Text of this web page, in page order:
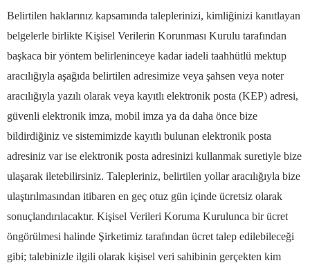
Belirtilen haklarınız kapsamında taleplerinizi, kimliğinizi kanıtlayan
belgelerle birlikte Kişisel Verilerin Korunması Kurulu tarafından
başkaca bir yöntem belirleninceye kadar iadeli taahhütlü mektup
aracılığıyla aşağıda belirtilen adresimize veya şahsen veya noter
aracılığıyla yazılı olarak veya kayıtlı elektronik posta (KEP) adresi,
güvenli elektronik imza, mobil imza ya da daha önce bize
bildirdiğiniz ve sistemimizde kayıtlı bulunan elektronik posta
adresiniz var ise elektronik posta adresinizi kullanmak suretiyle bize
ulaşarak iletebilirsiniz. Talepleriniz, belirtilen yollar aracılığıyla bize
ulaştırılmasından itibaren en geç otuz gün içinde ücretsiz olarak
sonuçlandırılacaktır. Kişisel Verileri Koruma Kurulunca bir ücret
öngörülmesi halinde Şirketimiz tarafından ücret talep edilebileceği
gibi; talebinizle ilgili olarak kişisel veri sahibinin gerçekten kim